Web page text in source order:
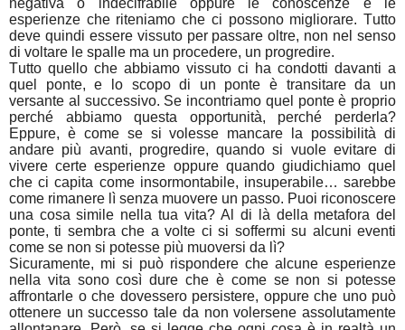
negativa o indecifrabile oppure le conoscenze e le
esperienze che riteniamo che ci possono migliorare. Tutto
deve quindi essere vissuto per passare oltre, non nel senso
di voltare le spalle ma un procedere, un progredire.
Tutto quello che abbiamo vissuto ci ha condotti davanti a
quel ponte, e lo scopo di un ponte è transitare da un
versante al successivo. Se incontriamo quel ponte è proprio
perché abbiamo questa opportunità, perché perderla?
Eppure, è come se si volesse mancare la possibilità di
andare più avanti, progredire, quando si vuole evitare di
vivere certe esperienze oppure quando giudichiamo quel
che ci capita come insormontabile, insuperabile… sarebbe
come rimanere lì senza muovere un passo. Puoi riconoscere
una cosa simile nella tua vita? Al di là della metafora del
ponte, ti sembra che a volte ci si soffermi su alcuni eventi
come se non si potesse più muoversi da lì?
Sicuramente, mi si può rispondere che alcune esperienze
nella vita sono così dure che è come se non si potesse
affrontarle o che dovessero persistere, oppure che uno può
ottenere un successo tale da non volersene assolutamente